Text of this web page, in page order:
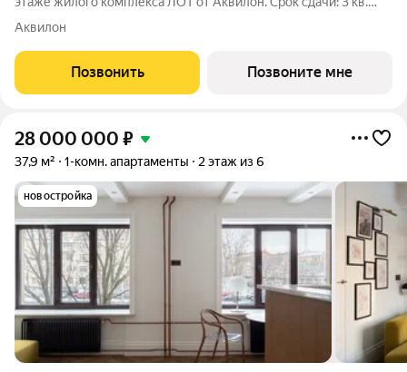
2029 г. О ПРОЕКТЕ: Дом класса бизнес-плюс создан в
статично, оно
Аквилон
Позвонить Позвоните мне
28 000 000 ₽
37,9 м² 1-комн. апартаменты 2 этаж из 6
новостройка